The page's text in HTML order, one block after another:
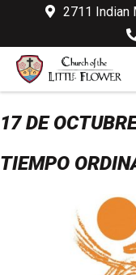
2711 Indian
17 DE
TIEMPO